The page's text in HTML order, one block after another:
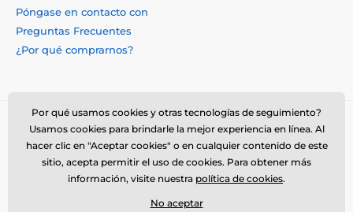
Póngase en contacto con
Preguntas Frecuentes
¿Por qué comprarnos?
Por qué usamos cookies y otras tecnologías de seguimiento?
Usamos cookies para brindarle la mejor experiencia en línea. Al
hacer clic en "Aceptar cookies" o en cualquier contenido de este
sitio, acepta permitir el uso de cookies. Para obtener más
información, visite nuestra política de cookies.
No aceptar